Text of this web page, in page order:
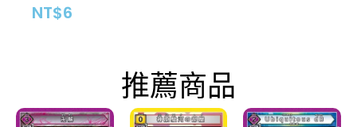
NT$6
推薦商品